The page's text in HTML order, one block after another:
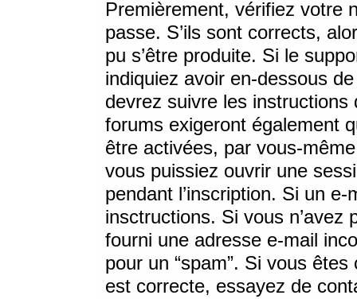
Premièrement, vérifiez votre
passe. S’ils sont corrects,
pu s’être produite. Si le
indiquiez avoir en-dessous
devrez suivre les
forums exigeront également
être activées, par vous-
vous puissiez ouvrir une
pendant l’inscription. Si un
insctructions. Si vous n’avez
fourni une adresse e-mail
pour un “spam”. Si vous
est correcte, essayez de